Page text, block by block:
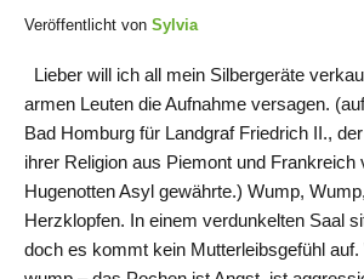
Veröffentlicht von Sylvia
Lieber will ich all mein Silbergeräte
armen Leuten die Aufnahme versagen.
Bad Homburg für Landgraf Friedrich II.,
ihrer Religion aus Piemont und Frankreich
Hugenotten Asyl gewährte.) Wump,
Herzklopfen. In einem verdunkelten Saal
doch es kommt kein Mutterleibsgefühl